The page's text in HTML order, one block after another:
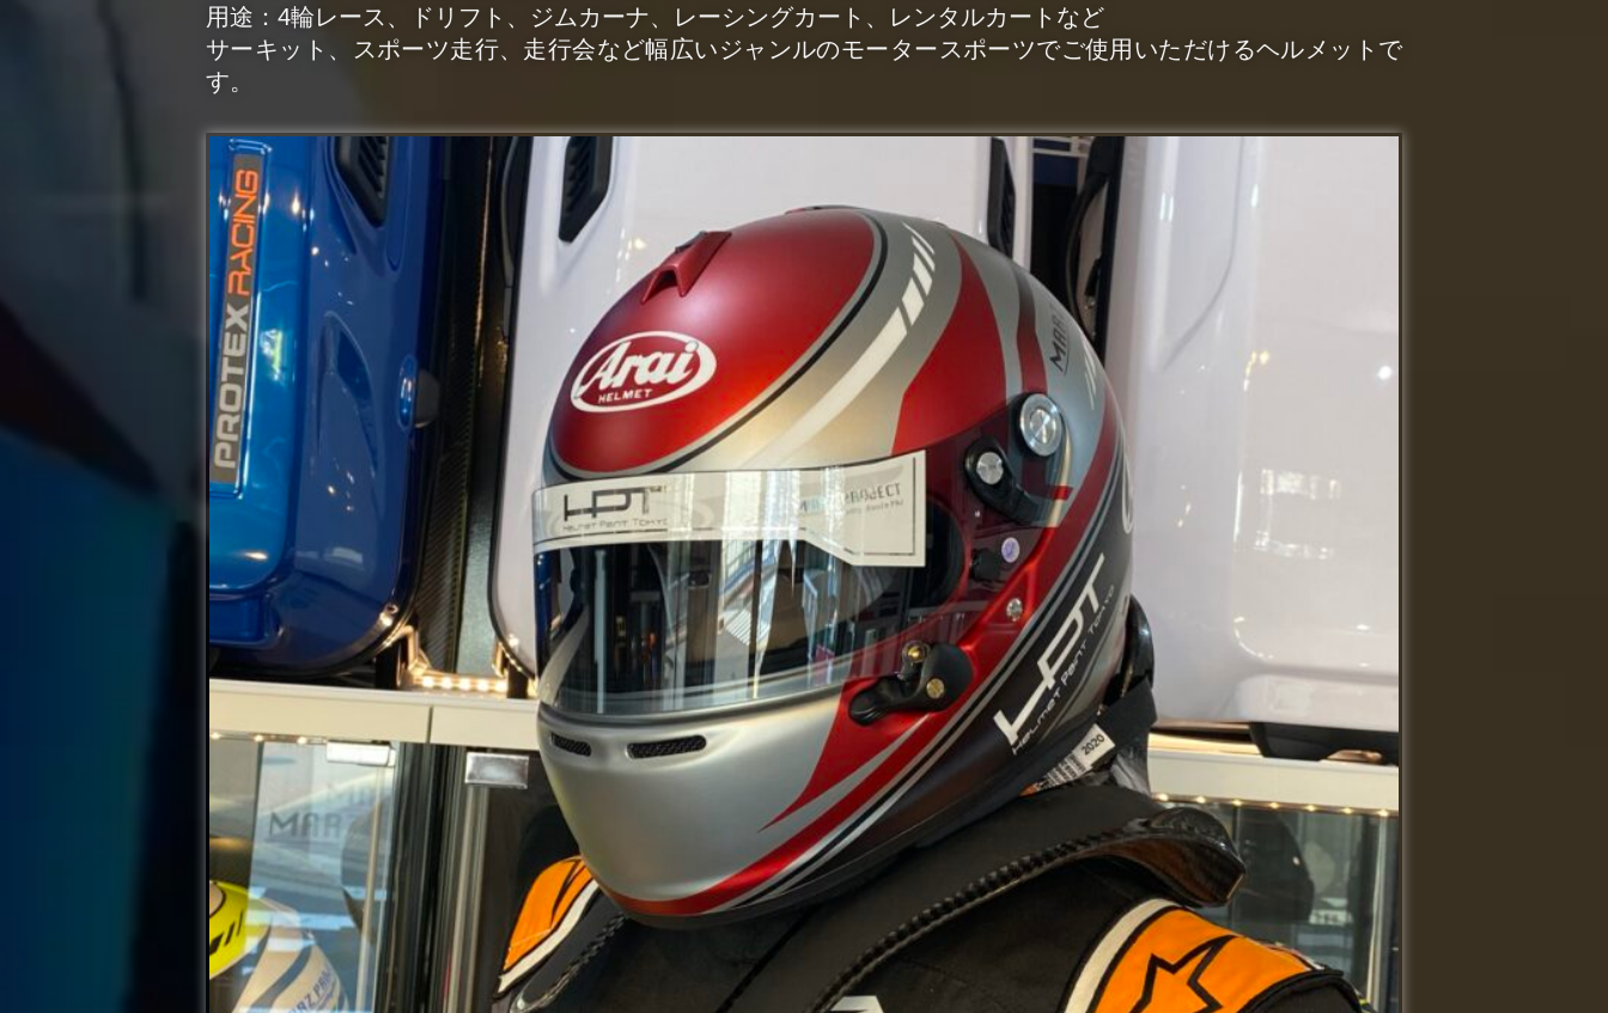
用途：4輪レース、ドリフト、ジムカーナ、レーシングカート、レンタルカートなど
サーキット、スポーツ走行、走行会など幅広いジャンルのモータースポーツでご使用いただけるヘルメットで
す。